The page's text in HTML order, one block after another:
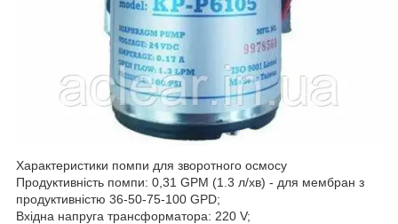
Характеристики помпи для зворотного осмосу
Продуктивність помпи: 0,31 GPM (1.3 л/хв) - для мембран з
продуктивністю 36-50-75-100 GPD;
Вхідна напруга трансформатора: 220 V;